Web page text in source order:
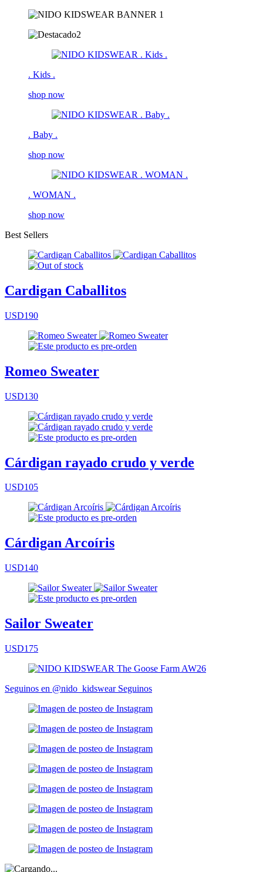
. Kids .
shop now
. Baby .
shop now
. WOMAN .
shop now
Best Sellers
Cardigan Caballitos
USD190
Romeo Sweater
USD130
Cárdigan rayado crudo y verde
USD105
Cárdigan Arcoíris
USD140
Sailor Sweater
USD175
Seguinos en @nido_kidswear Seguinos